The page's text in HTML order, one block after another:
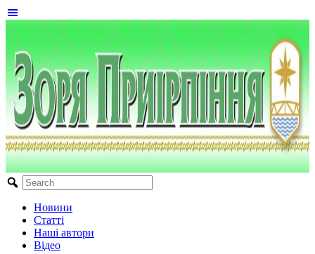
Новини
Статті
Наші автори
Відео